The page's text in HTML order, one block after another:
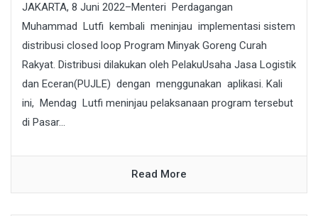
JAKARTA, 8 Juni 2022–Menteri Perdagangan
Muhammad Lutfi kembali meninjau implementasi sistem
distribusi closed loop Program Minyak Goreng Curah
Rakyat. Distribusi dilakukan oleh PelakuUsaha Jasa Logistik
dan Eceran(PUJLE) dengan menggunakan aplikasi. Kali
ini, Mendag Lutfi meninjau pelaksanaan program tersebut
di Pasar...
Read More